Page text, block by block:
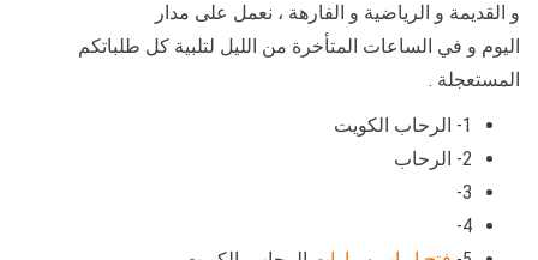
و القديمة و الرياضية و الفارهة ، نعمل على مدار
اليوم و في الساعات المتأخرة من الليل لتلبية كل طلباتكم
المستعجلة .
1- الرحاب الكويت
2- الرحاب
3-
4-